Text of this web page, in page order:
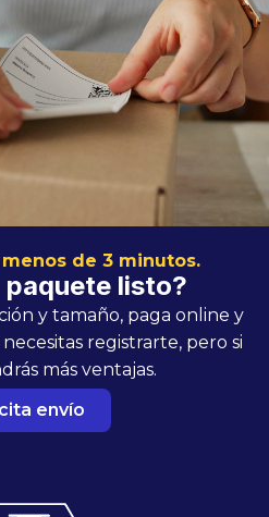
de 3 minutos.
paquete listo?
y tamaño, paga online y
registrarte, pero si
más ventajas.
envío